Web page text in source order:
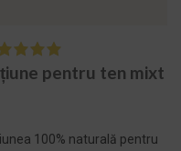
pentru ten mixt
100% naturală pentru